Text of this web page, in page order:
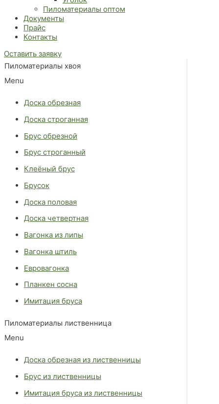
Пиломатериалы оптом
Документы
Прайс
Контакты
Оставить заявку
Пиломатериалы хвоя
Menu
Доска обрезная
Доска строганная
Брус обрезной
Брус строганный
Клеёный брус
Брусок
Доска половая
Доска четвертная
Вагонка из липы
Вагонка штиль
Евровагонка
Планкен сосна
Имитация бруса
Пиломатериалы лиственница
Menu
Доска обрезная из лиственницы
Брус из лиственницы
Имитация бруса из лиственницы